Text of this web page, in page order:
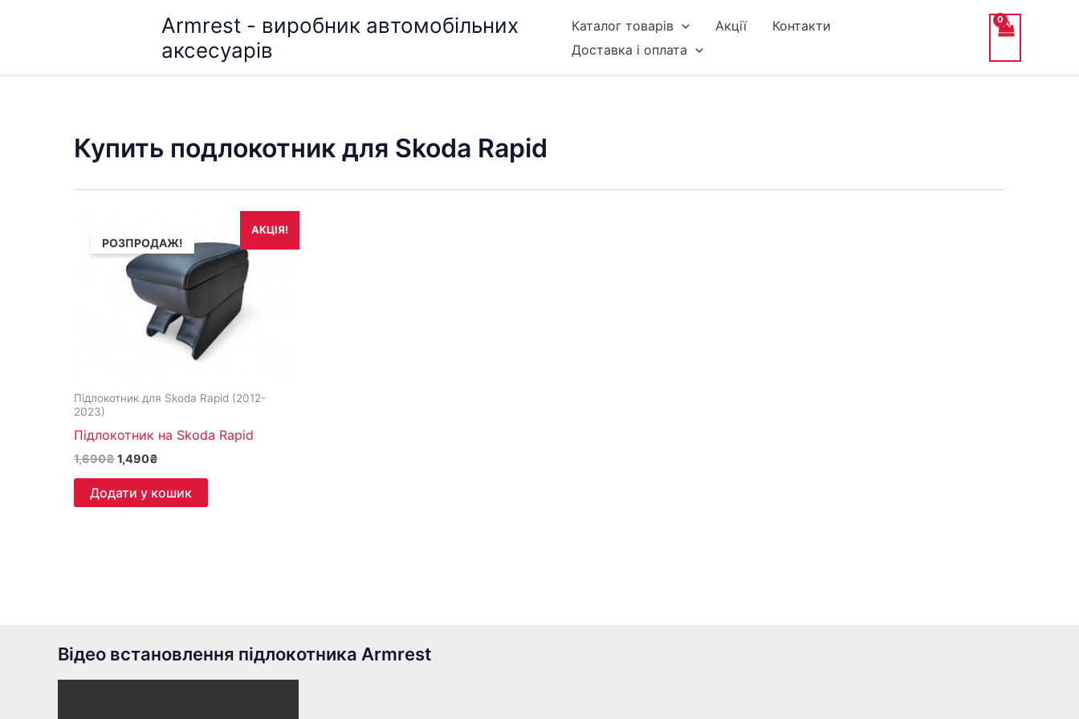
Armrest - виробник автомобільних
аксесуарів
Каталог товарів Акції
Контакти
Доставка і оплата
Купить подлокотник для Skoda Rapid
АКЦІЯ!
РОЗПРОДАЖ!
Підлокотник для Skoda Rapid (2012-
2023)
Підлокотник на Skoda Rapid
1,690₴
ціна:
1,690₴.
1,490₴
ціна:
1,490₴.
Додати у кошик
Відео встановлення підлокотника Armrest